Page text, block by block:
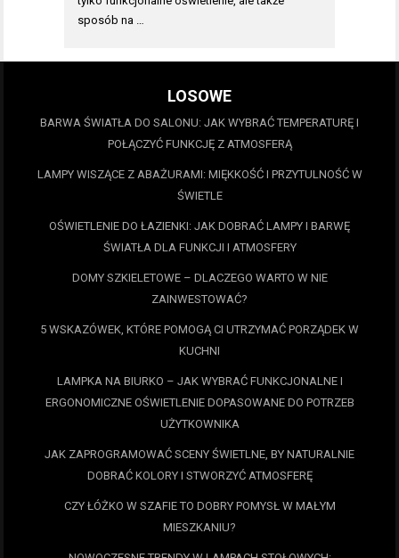
sposób na …
LOSOWE
BARWA ŚWIATŁA DO SALONU: JAK WYBRAĆ TEMPERATURĘ I
POŁĄCZYĆ FUNKCJĘ Z ATMOSFERĄ
LAMPY WISZĄCE Z ABAŻURAMI: MIĘKKOŚĆ I PRZYTULNOŚĆ W
ŚWIETLE
OŚWIETLENIE DO ŁAZIENKI: JAK DOBRAĆ LAMPY I BARWĘ
ŚWIATŁA DLA FUNKCJI I ATMOSFERY
DOMY SZKIELETOWE – DLACZEGO WARTO W NIE
ZAINWESTOWAĆ?
5 WSKAZÓWEK, KTÓRE POMOGĄ CI UTRZYMAĆ PORZĄDEK W
KUCHNI
LAMPKA NA BIURKO – JAK WYBRAĆ FUNKCJONALNE I
ERGONOMICZNE OŚWIETLENIE DOPASOWANE DO POTRZEB
UŻYTKOWNIKA
JAK ZAPROGRAMOWAĆ SCENY ŚWIETLNE, BY NATURALNIE
DOBRAĆ KOLORY I STWORZYĆ ATMOSFERĘ
CZY ŁÓŻKO W SZAFIE TO DOBRY POMYSŁ W MAŁYM
MIESZKANIU?